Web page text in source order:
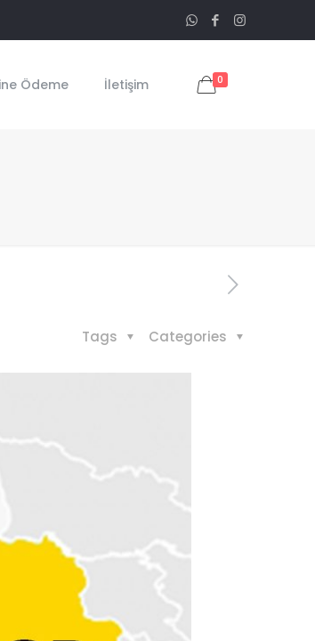
Ödeme İletişim 0
Categories
Tags